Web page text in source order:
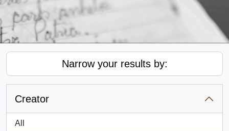
Narrow your results by:
Creator
All